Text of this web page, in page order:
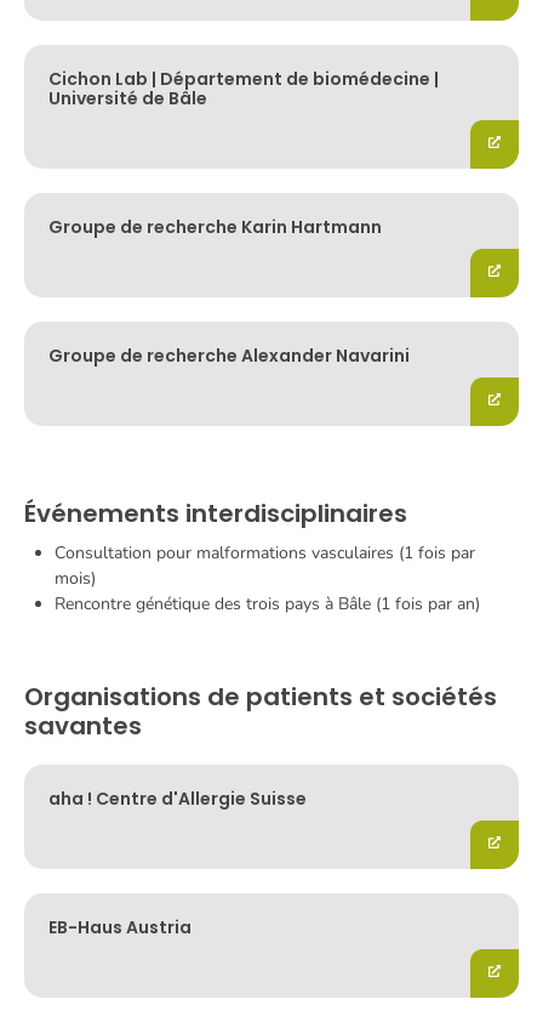
Cichon Lab | Département de biomédecine |
Université de Bâle
Groupe de recherche Karin Hartmann
Groupe de recherche Alexander Navarini
Événements interdisciplinaires
Consultation pour malformations vasculaires (1 fois par
mois)
Rencontre génétique des trois pays à Bâle (1 fois par an)
Organisations de patients et sociétés
savantes
aha ! Centre d'Allergie Suisse
EB-Haus Austria